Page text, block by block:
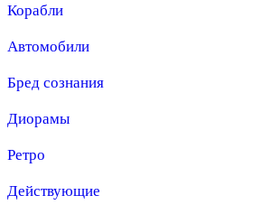
Корабли
Автомобили
Бред сознания
Диорамы
Ретро
Действующие